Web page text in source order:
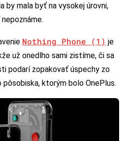
by mala byť na vysokej úrovni,
Nothing Phone (1) je
už onedlho sami zistíme, či sa
podarí zopakovať úspechy zo
ktorým bolo OnePlus.